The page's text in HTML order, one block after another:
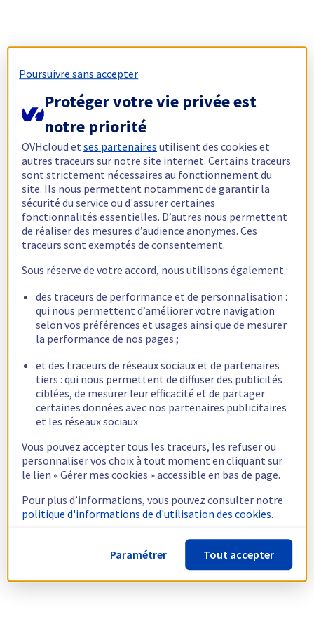
Poursuivre sans accepter
Protéger votre vie privée est
notre priorité
OVHcloud etses partenaires utilisent des cookies et
autres traceurs sur notre site internet. Certains traceurs
sont strictement nécessaires au fonctionnement du
site. Ils nous permettent notamment de garantir la
sécurité du service ou d'assurer certaines
fonctionnalités essentielles. D’autres nous permettent
de réaliser des mesures d’audience anonymes. Ces
traceurs sont exemptés de consentement.
Sous réserve de votre accord, nous utilisons également :
des traceurs de performance et de personnalisation :
qui nous permettent d’améliorer votre navigation
selon vos préférences et usages ainsi que de mesurer
la performance de nos pages ;
et des traceurs de réseaux sociaux et de partenaires
tiers : qui nous permettent de diffuser des publicités
ciblées, de mesurer leur efficacité et de partager
certaines données avec nos partenaires publicitaires
et les réseaux sociaux.
Vous pouvez accepter tous les traceurs, les refuser ou
personnaliser vos choix à tout moment en cliquant sur
le lien « Gérer mes cookies » accessible en bas de page.
Pour plus d’informations, vous pouvez consulter notre
politique d'informations de d'utilisation des cookies.
Paramétrer Tout accepter